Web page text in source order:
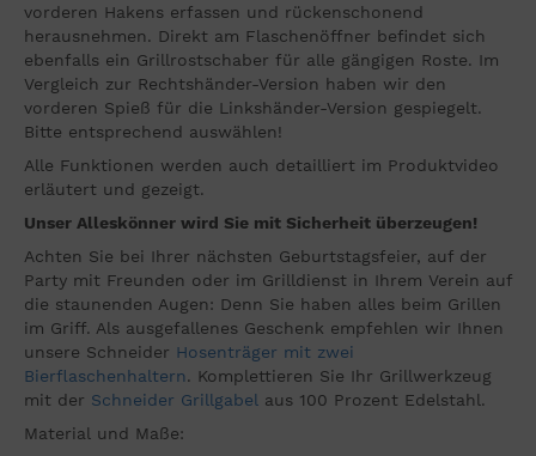
vorderen Hakens erfassen und rückenschonend
herausnehmen. Direkt am Flaschenöffner befindet sich
ebenfalls ein Grillrostschaber für alle gängigen Roste. Im
Vergleich zur Rechtshänder-Version haben wir den
vorderen Spieß für die Linkshänder-Version gespiegelt.
Bitte entsprechend auswählen!
Alle Funktionen werden auch detailliert im Produktvideo
erläutert und gezeigt.
Unser Alleskönner wird Sie mit Sicherheit überzeugen!
Achten Sie bei Ihrer nächsten Geburtstagsfeier, auf der
Party mit Freunden oder im Grilldienst in Ihrem Verein auf
die staunenden Augen: Denn Sie haben alles beim Grillen
im Griff. Als ausgefallenes Geschenk empfehlen wir Ihnen
unsere Schneider Hosenträger mit zwei
Bierflaschenhaltern. Komplettieren Sie Ihr Grillwerkzeug
mit der Schneider Grillgabel aus 100 Prozent Edelstahl.
Material und Maße: